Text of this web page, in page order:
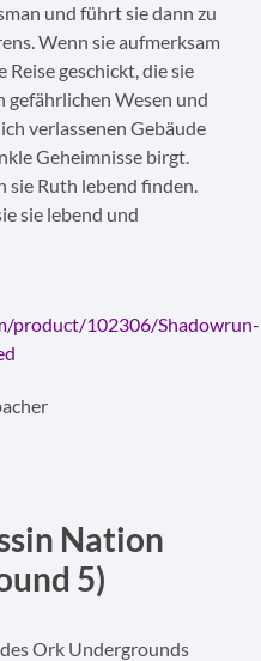
und führt sie dann zu
Wenn sie aufmerksam
Reise geschickt, die sie
gefährlichen Wesen und
verlassenen Gebäude
Geheimnisse birgt.
sie Ruth lebend finden.
sie lebend und
product/102306/Shadowrun-
Nation
5)
Ork Undergrounds